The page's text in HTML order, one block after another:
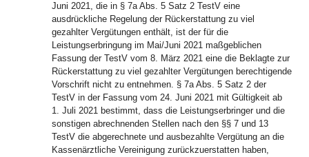
Juni 2021, die in § 7a Abs. 5 Satz 2 TestV eine
ausdrückliche Regelung der Rückerstattung zu viel
gezahlter Vergütungen enthält, ist der für die
Leistungserbringung im Mai/Juni 2021 maßgeblichen
Fassung der TestV vom 8. März 2021 eine die Beklagte zur
Rückerstattung zu viel gezahlter Vergütungen berechtigende
Vorschrift nicht zu entnehmen. § 7a Abs. 5 Satz 2 der
TestV in der Fassung vom 24. Juni 2021 mit Gültigkeit ab
1. Juli 2021 bestimmt, dass die Leistungserbringer und die
sonstigen abrechnenden Stellen nach den §§ 7 und 13
TestV die abgerechnete und ausbezahlte Vergütung an die
Kassenärztliche Vereinigung zurückzuerstatten haben,